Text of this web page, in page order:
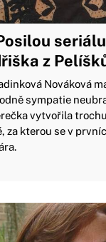
z
Nováková
sympatie
vytvořila
za kterou se v